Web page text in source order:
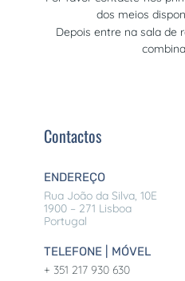
dos meios
Depois entre na sala de
Contactos
ENDEREÇO
Rua João da Silva, 10E
1900 – 271 Lisboa
Portugal
TELEFONE | MÓVEL
+ 351 217 930 630